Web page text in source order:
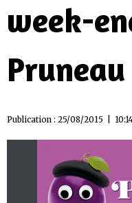
week-
Publication : 25/08/2015 |